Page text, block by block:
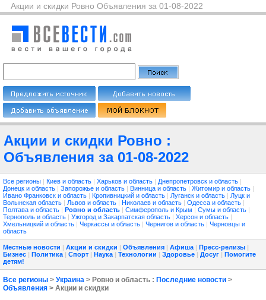
Акции и скидки Ровно Объявления за 01-08-2022
Акции и скидки Ровно :
Объявления за 01-08-2022
Все регионы | Киев и область | Харьков и область | Днепропетровск и область |
Донецк и область | Запорожье и область | Винница и область | Житомир и область |
Ивано Франковск и область | Кропивницкий и область | Луганск и область | Луцк и
Волынская область | Львов и область | Николаев и область | Одесса и область |
Полтава и область | Ровно и область | Симферополь и Крым | Сумы и область |
Тернополь и область | Ужгород и Закарпатская область | Херсон и область |
Хмельницкий и область | Черкассы и область | Чернигов и область | Черновцы и
область
Местные новости | Акции и скидки | Объявления | Афиша | Пресс-релизы |
Бизнес | Политика | Спорт | Наука | Технологии | Здоровье | Досуг | Помогите
детям!
Все регионы > Украина > Ровно и область : Последние новости >
Объявления > Акции и скидки